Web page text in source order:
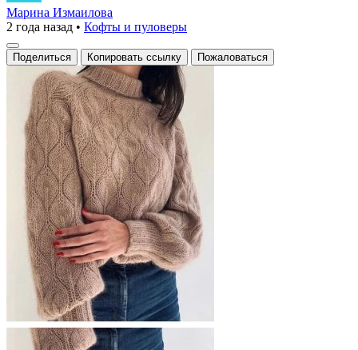
свитер
с
узором
«Косы»
Марина Измаилова
2 года назад • Кофты и пуловеры
Поделиться Копировать ссылку Пожаловаться